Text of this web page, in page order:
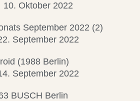
10. Oktober 2022
September 2022 (2)
September 2022
(1988 Berlin)
September 2022
BUSCH Berlin